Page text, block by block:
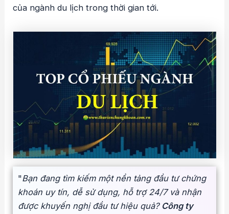
của ngành du lịch trong thời gian tới.
"Bạn đang tìm kiếm một nền tảng đầu tư chứng
khoán uy tín, dễ sử dụng, hỗ trợ 24/7 và nhận
được khuyến nghị đầu tư hiệu quả? Công ty